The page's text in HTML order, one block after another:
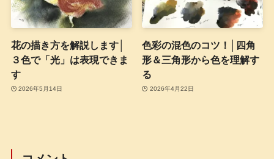
花の描き方を解説します│
３色で「光」は表現できま
す
2026年5月14日
色彩の混色のコツ！│四角
形＆三角形から色を理解す
る
2026年4月22日